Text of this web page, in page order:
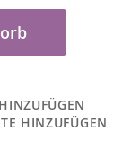
HINZUFÜGEN